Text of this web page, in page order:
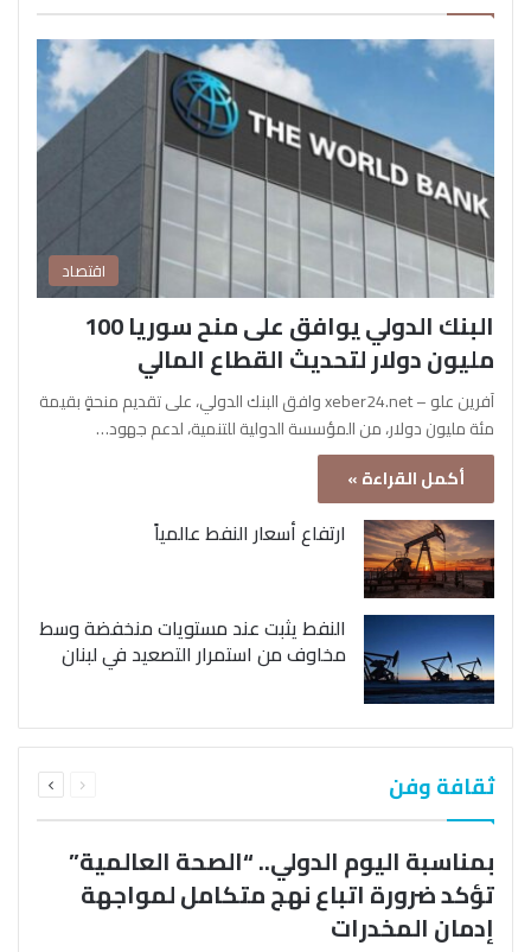
اقتصاد
البنك الدولي يوافق على منح سوريا 100
مليون دولار لتحديث القطاع المالي
آفرين علو – xeber24.net وافق البنك الدولي، على تقديم منحةٍ بقيمة
مئة مليون دولار، من المؤسسة الدولية للتنمية، لدعم جهود…
أكمل القراءة »
ارتفاع أسعار النفط عالمياً
النفط يثبت عند مستويات منخفضة وسط
مخاوف من استمرار التصعيد في لبنان
ثقافة وفن الصفحةالصفحة
بمناسبة اليوم الدولي.. “الصحة العالمية”
تؤكد ضرورة اتباع نهج متكامل لمواجهة
إدمان المخدرات